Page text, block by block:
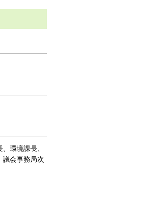
環境課長、
議会事務局次